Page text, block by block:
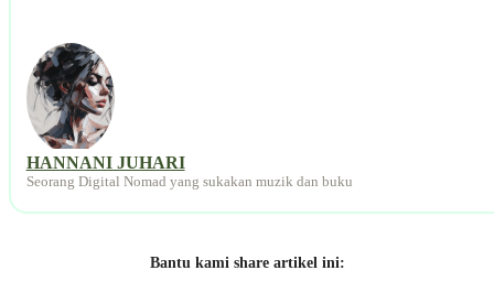
HANNANI JUHARI
Seorang Digital Nomad yang sukakan muzik dan buku
Bantu kami share artikel ini: